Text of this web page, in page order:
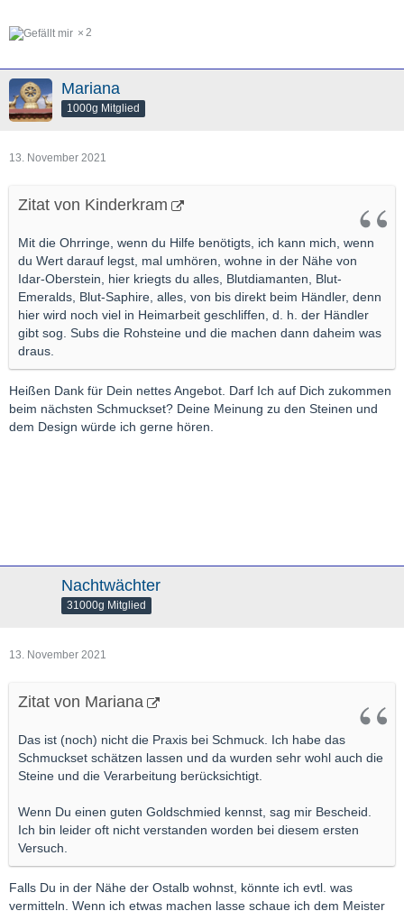
2
Mariana
1000g Mitglied
13. November 2021
Zitat von Kinderkram
Mit die Ohrringe, wenn du Hilfe benötigts, ich kann mich, wenn
du Wert darauf legst, mal umhören, wohne in der Nähe von
Idar-Oberstein, hier kriegts du alles, Blutdiamanten, Blut-
Emeralds, Blut-Saphire, alles, von bis direkt beim Händler, denn
hier wird noch viel in Heimarbeit geschliffen, d. h. der Händler
gibt sog. Subs die Rohsteine und die machen dann daheim was
draus.
Heißen Dank für Dein nettes Angebot. Darf Ich auf Dich zukommen
beim nächsten Schmuckset? Deine Meinung zu den Steinen und
dem Design würde ich gerne hören.
Nachtwächter
31000g Mitglied
13. November 2021
Zitat von Mariana
Das ist (noch) nicht die Praxis bei Schmuck. Ich habe das
Schmuckset schätzen lassen und da wurden sehr wohl auch die
Steine und die Verarbeitung berücksichtigt.
Wenn Du einen guten Goldschmied kennst, sag mir Bescheid.
Ich bin leider oft nicht verstanden worden bei diesem ersten
Versuch.
Falls Du in der Nähe der Ostalb wohnst, könnte ich evtl. was
vermitteln. Wenn ich etwas machen lasse schaue ich dem Meister